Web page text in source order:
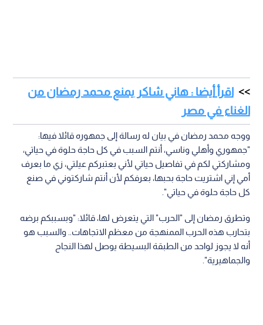
اقرأ أيضا : هاني شاكر يمنع محمد رمضان من
الغناء في مصر
ووجه محمد رمضان في بيان له رسالة إلى جمهوره قائلا فيها:
"جمهوري وأهلي وناسي، أنتم السبب في كل حاجة حلوة في حياتي،
ومشاركتي لكم في تفاصيل حياتي لأني بعتبركم عيلتي، زي ما بعرف
أمي إني اشتريت حاجة بحبها، بعرفكم لأن أنتم شاركتوني في صنع
كل حاجة حلوة في حياتي".
وتطرق رمضان إلى "الحرب" التي يتعرض لها، قائلا: "وبسببكم برضه
بتحارب هذه الحرب الممنهجة من معظم الاتجاهات.. والسبب هو
أنه لا يجوز لواحد من الطبقة البسيطة يوصل لهذا النجاح
والجماهيرية".